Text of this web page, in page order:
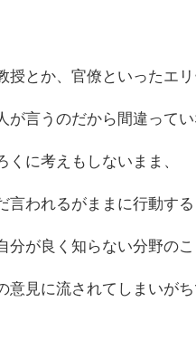
授とか、官僚といったエリ
が言うのだから間違って
くに考えもしないまま、
言われるがままに行動す
分が良く知らない分野のこ
意見に流されてしまいがち